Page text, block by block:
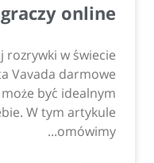
graczy online
rozrywki w świecie
Vavada darmowe
być idealnym
W tym artykule
omówimy...